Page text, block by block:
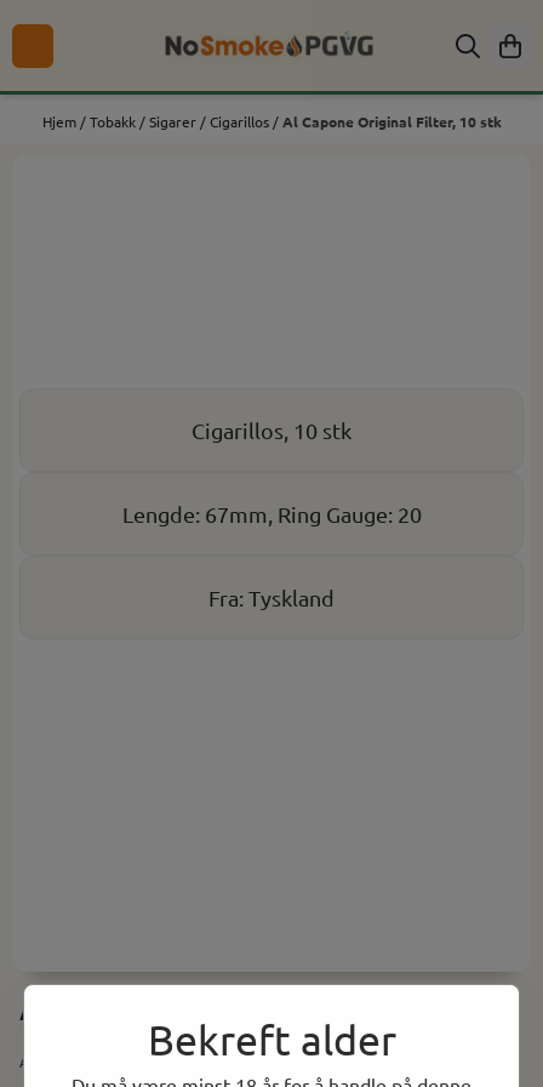
Bekreft alder
Hopp til innhold
Hjem /Tobakk /Sigarer /Cigarillos /Al Capone Original Filter, 10 stk
Cigarillos, 10 stk
Lengde: 67mm, Ring Gauge: 20
Fra: Tyskland
Al Capone Original Filter, 10 stk
Art.nr: